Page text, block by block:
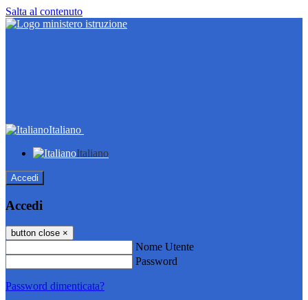
Salta al contenuto
Italiano
Italiano
Accedi
Accedi
button close ×
Nome Utente
Password
Password dimenticata?